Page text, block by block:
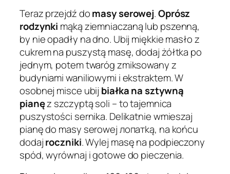
Teraz przejdź domasy serowej.Oprósz
rodzynki mąką ziemniaczaną lub pszenną,
by nie opadły na dno. Ubij miękkie masło z
cukrem na puszystą masę, dodaj żółtka po
jednym, potem twaróg zmiksowany z
budyniami waniliowymi i ekstraktem. W
osobnej misce ubij białka na sztywną
pianęz szczyptą soli – to tajemnica
puszystości sernika. Delikatnie wmieszaj
pianę do masy serowej лопатką, na końcu
dodajroczniki. Wylej masę na podpieczony
spód, wyrównaj i gotowe do pieczenia.